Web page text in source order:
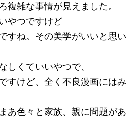
複雑な事情が見えました。
やつですけど
すね。その美学がいいと思い
しくていいやつで、
すけど、全く不良漫画にはみ
あ色々と家族、親に問題があ